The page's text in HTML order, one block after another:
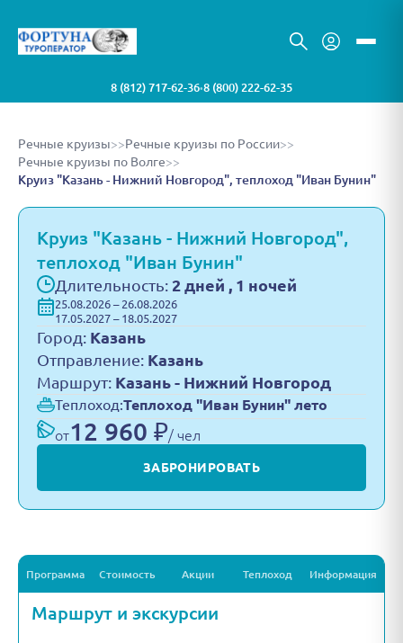
8 (812) 717-62-36•8 (800) 222-62-35
Речные круизы>>Речные круизы по России>>
Речные круизы по Волге>>
Круиз "Казань - Нижний Новгород", теплоход "Иван Бунин"
Круиз "Казань - Нижний Новгород",
теплоход "Иван Бунин"
Длительность: 2 дней , 1 ночей
25.08.2026 – 26.08.2026
17.05.2027 – 18.05.2027
Город: Казань
Отправление: Казань
Маршрут: Казань - Нижний Новгород
Теплоход:Теплоход "Иван Бунин" лето
от12 960 ₽/ чел
ЗАБРОНИРОВАТЬ
Программа Стоимость Акции Теплоход Информация
Маршрут и экскурсии